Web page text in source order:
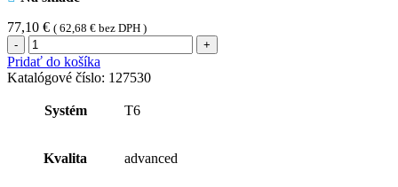
77,10 € ( 62,68 € bez DPH )
množstvo
Tork
Mid-
size
toaletný
papier
(1kart.-
Pridať do košíka
Katalógové číslo: 127530
Systém T6
Kvalita advanced